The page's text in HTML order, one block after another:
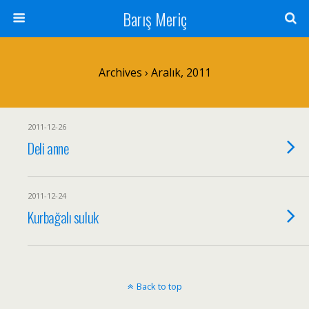
Barış Meriç
Archives › Aralık, 2011
2011-12-26
Deli anne
2011-12-24
Kurbağalı suluk
Back to top